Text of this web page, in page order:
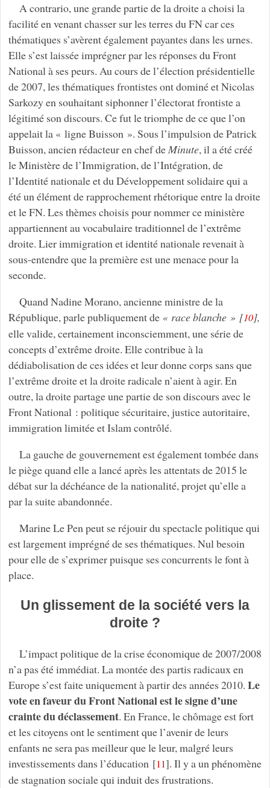
A contrario, une grande partie de la droite a choisi la
facilité en venant chasser sur les terres du FN car ces
thématiques s’avèrent également payantes dans les urnes.
Elle s’est laissée imprégner par les réponses du Front
National à ses peurs. Au cours de l’élection présidentielle
de 2007, les thématiques frontistes ont dominé et Nicolas
Sarkozy en souhaitant siphonner l’électorat frontiste a
légitimé son discours. Ce fut le triomphe de ce que l’on
appelait la « ligne Buisson ». Sous l’impulsion de Patrick
Buisson, ancien rédacteur en chef deMinute, il a été créé
le Ministère de l’Immigration, de l’Intégration, de
l’Identité nationale et du Développement solidaire qui a
été un élément de rapprochement rhétorique entre la droite
et le FN. Les thèmes choisis pour nommer ce ministère
appartiennent au vocabulaire traditionnel de l’extrême
droite. Lier immigration et identité nationale revenait à
sous-entendre que la première est une menace pour la
seconde.
Quand Nadine Morano, ancienne ministre de la
République, parle publiquement de « race blanche »[10],
elle valide, certainement inconsciemment, une série de
concepts d’extrême droite. Elle contribue à la
dédiabolisation de ces idées et leur donne corps sans que
l’extrême droite et la droite radicale n’aient à agir. En
outre, la droite partage une partie de son discours avec le
Front National : politique sécuritaire, justice autoritaire,
immigration limitée et Islam contrôlé.
La gauche de gouvernement est également tombée dans
le piège quand elle a lancé après les attentats de 2015 le
débat sur la déchéance de la nationalité, projet qu’elle a
par la suite abandonnée.
Marine Le Pen peut se réjouir du spectacle politique qui
est largement imprégné de ses thématiques. Nul besoin
pour elle de s’exprimer puisque ses concurrents le font à
place.
Un glissement de la société vers la
droite ?
L’impact politique de la crise économique de 2007/2008
n’a pas été immédiat. La montée des partis radicaux en
Europe s’est faite uniquement à partir des années 2010. Le
vote en faveur du Front National est le signe d’une
crainte du déclassement. En France, le chômage est fort
et les citoyens ont le sentiment que l’avenir de leurs
enfants ne sera pas meilleur que le leur, malgré leurs
investissements dans l’éducation[11]. Il y a un phénomène
de stagnation sociale qui induit des frustrations.